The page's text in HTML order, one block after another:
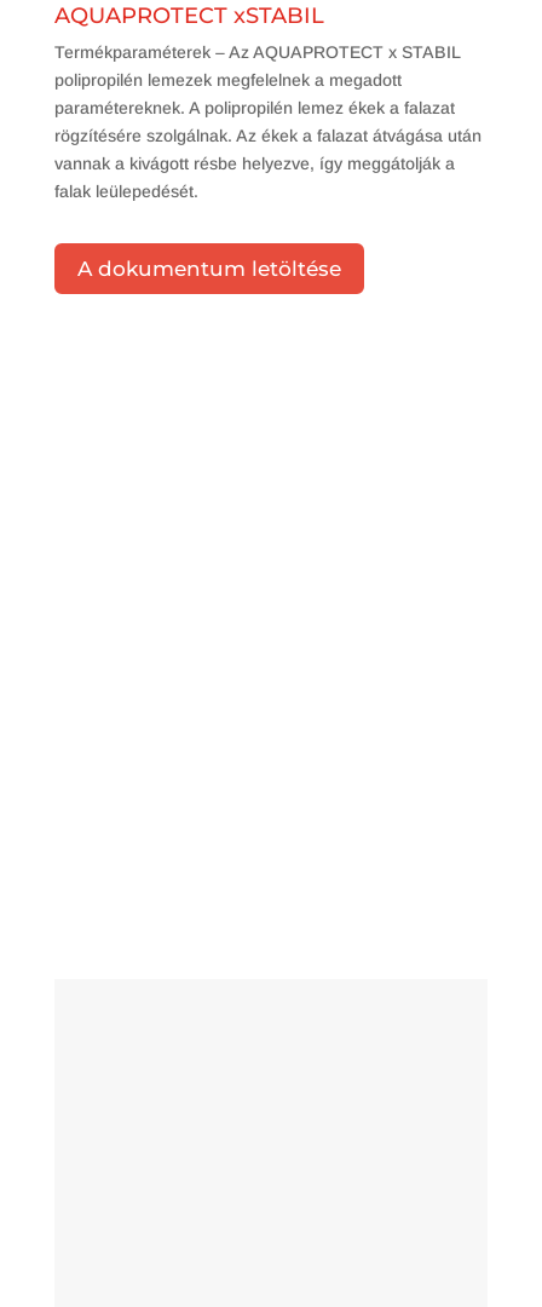
AQUAPROTECT xSTABIL
Termékparaméterek – Az AQUAPROTECT x STABIL
polipropilén lemezek megfelelnek a megadott
paramétereknek. A polipropilén lemez ékek a falazat
rögzítésére szolgálnak. Az ékek a falazat átvágása után
vannak a kivágott résbe helyezve, így meggátolják a
falak leülepedését.
A dokumentum letöltése